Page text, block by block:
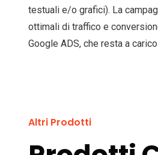
testuali e/o grafici). La
ottimali di traffico e
Google ADS, che resta a
Altri Prodotti